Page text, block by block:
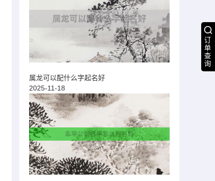
订
单
查
询
属龙可以配什么字起名好
2025-11-18